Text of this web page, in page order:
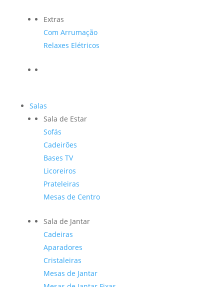
Extras
Com Arrumação
Relaxes Elétricos
Salas
Sala de Estar
Sofás
Cadeirões
Bases TV
Licoreiros
Prateleiras
Mesas de Centro
Sala de Jantar
Cadeiras
Aparadores
Cristaleiras
Mesas de Jantar